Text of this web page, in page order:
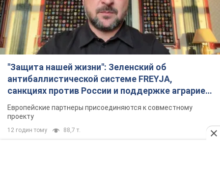
"Защита нашей жизни": Зеленский об
антибаллистической системе FREYJA,
санкциях против России и поддержке аграриев.
Видео
Европейские партнеры присоединяются к совместному
проекту
12 годин тому 88,7 т.